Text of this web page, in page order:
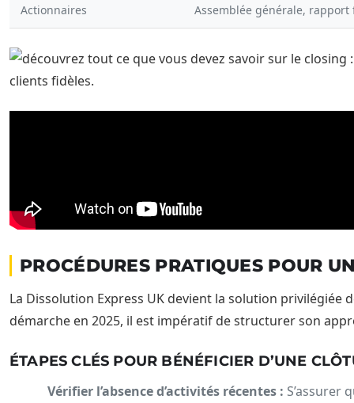
Actionnaires Assemblée générale,
PROCÉDURES PRATIQUES POUR
La Dissolution Express UK devient la solution
démarche en 2025, il est impératif de structurer son
ÉTAPES CLÉS POUR BÉNÉFICIER D’UNE
Vérifier l’absence d’activités récentes : S’assurer